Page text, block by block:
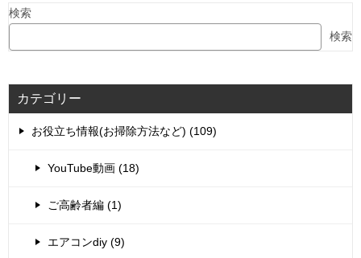
検索
検索
カテゴリー
お役立ち情報(お掃除方法など) (109)
YouTube動画 (18)
ご高齢者編 (1)
エアコンdiy (9)